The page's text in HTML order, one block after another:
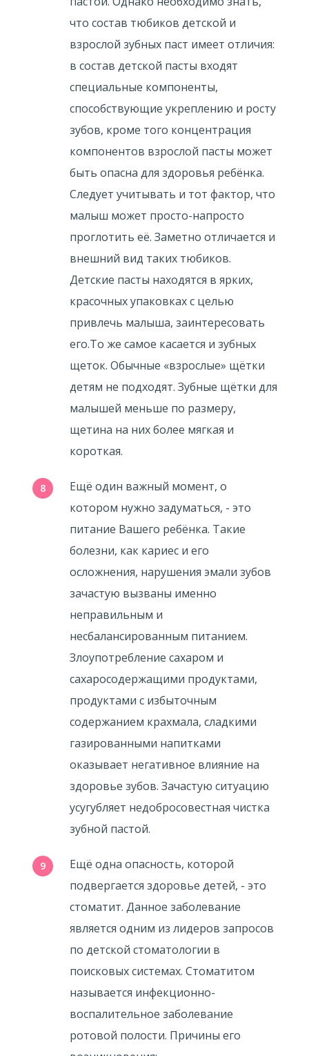
что состав тюбиков детской и
взрослой зубных паст имеет отличия:
в состав детской пасты входят
специальные компоненты,
способствующие укреплению и росту
зубов, кроме того концентрация
компонентов взрослой пасты может
быть опасна для здоровья ребёнка.
Следует учитывать и тот фактор, что
малыш может просто-напросто
проглотить её. Заметно отличается и
внешний вид таких тюбиков.
Детские пасты находятся в ярких,
красочных упаковках с целью
привлечь малыша, заинтересовать
его.То же самое касается и зубных
щеток. Обычные «взрослые» щётки
детям не подходят. Зубные щётки для
малышей меньше по размеру,
щетина на них более мягкая и
короткая.
Ещё один важный момент, о
котором нужно задуматься, - это
питание Вашего ребёнка. Такие
болезни, как кариес и его
осложнения, нарушения эмали зубов
зачастую вызваны именно
неправильным и
несбалансированным питанием.
Злоупотребление сахаром и
сахаросодержащими продуктами,
продуктами с избыточным
содержанием крахмала, сладкими
газированными напитками
оказывает негативное влияние на
здоровье зубов. Зачастую ситуацию
усугубляет недобросовестная чистка
зубной пастой.
Ещё одна опасность, которой
подвергается здоровье детей, - это
стоматит. Данное заболевание
является одним из лидеров запросов
по детской стоматологии в
поисковых системах. Стоматитом
называется инфекционно-
воспалительное заболевание
ротовой полости. Причины его